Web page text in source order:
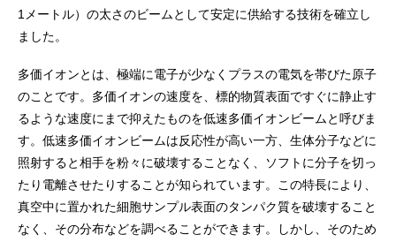
1メートル）の太さのビームとして安定に供給する技術を確立し
ました。
多価イオンとは、極端に電子が少なくプラスの電気を帯びた原子
のことです。多価イオンの速度を、標的物質表面ですぐに静止す
るような速度にまで抑えたものを低速多価イオンビームと呼びま
す。低速多価イオンビームは反応性が高い一方、生体分子などに
照射すると相手を粉々に破壊することなく、ソフトに分子を切っ
たり電離させたりすることが知られています。この特長により、
真空中に置かれた細胞サンプル表面のタンパク質を破壊すること
なく、その分布などを調べることができます。しかし、そのため